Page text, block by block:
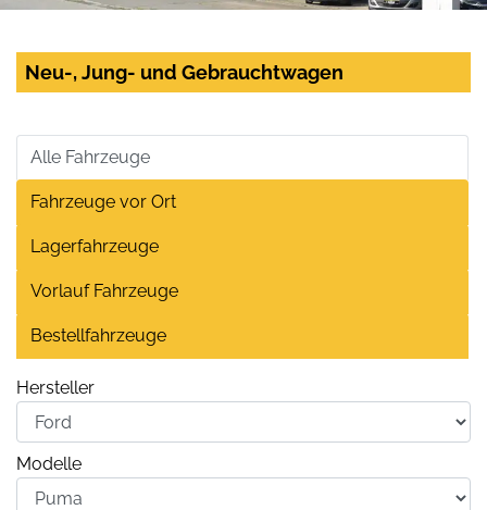
Neu-, Jung- und Gebrauchtwagen
Alle Fahrzeuge
Fahrzeuge vor Ort
Lagerfahrzeuge
Vorlauf Fahrzeuge
Bestellfahrzeuge
Hersteller
Modelle